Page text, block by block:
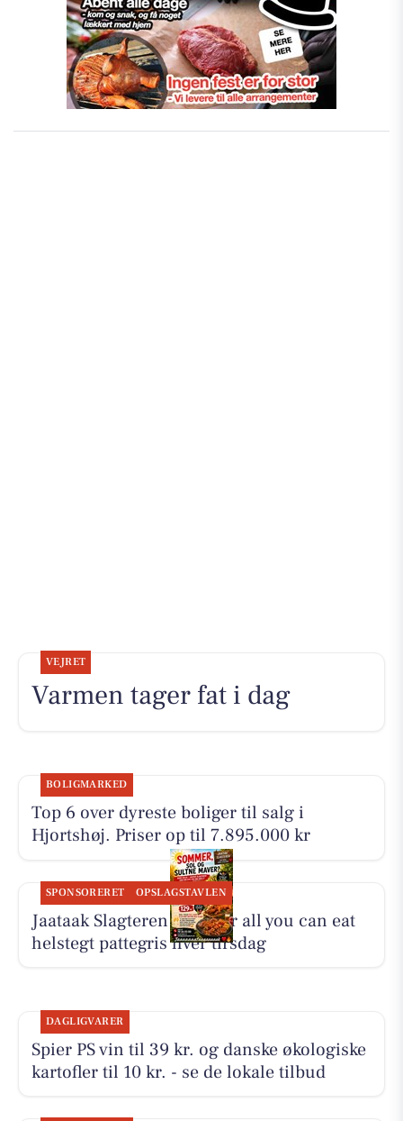
VEJRET
Varmen tager fat i dag
BOLIGMARKED
Top 6 over dyreste boliger til salg i
Hjortshøj. Priser op til 7.895.000 kr
SPONSORERET OPSLAGSTAVLEN
Jaataak Slagteren serverer all you can eat
helstegt pattegris hver tirsdag
DAGLIGVARER
Spier PS vin til 39 kr. og danske økologiske
kartofler til 10 kr. - se de lokale tilbud